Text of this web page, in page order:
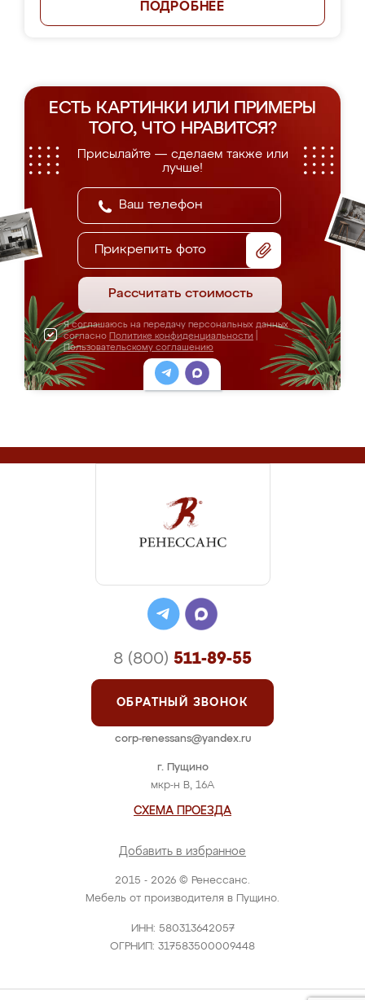
ПОДРОБНЕЕ
ЕСТЬ КАРТИНКИ ИЛИ ПРИМЕРЫ
ТОГО, ЧТО НРАВИТСЯ?
Присылайте — сделаем также или
лучше!
Прикрепить фото
Рассчитать стоимость
Я соглашаюсь на передачу персональных данных
согласно Политике конфиденциальности
Пользовательскому соглашению
2015 - 2026 © Ренессанс.
Мебель от производителя в Пущино.
ИНН: 580313642057
ОГРНИП: 317583500009448
г. Пущино
мкр-н В, 16А
СХЕМА ПРОЕЗДА
Добавить в избранное
8 (800) 511-89-55
ОБРАТНЫЙ ЗВОНОК
corp-renessans@yandex.ru